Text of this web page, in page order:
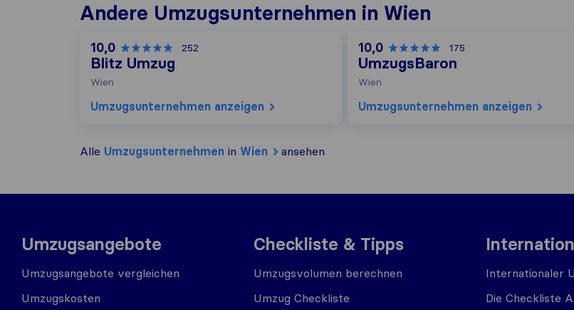
Andere Umzugs​unternehmen in Wien
10,0 252
Blitz Umzug
Wien
Umzugs​unternehmen anzeigen
10,0 175
UmzugsBaron
Wien
Umzugs​unternehmen anzeigen
Alle Umzugs​unternehmen in Wien ansehen
Umzugsangebote
Umzugsangebote vergleichen
Umzugskosten
Checkliste & Tipps
Umzugsvolumen berechnen
Umzug Checkliste
Internationaler
Die Checkliste